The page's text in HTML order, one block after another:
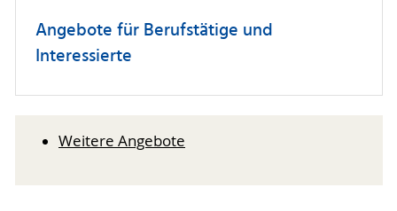
Angebote für Berufstätige und
Interessierte
Weitere Angebote